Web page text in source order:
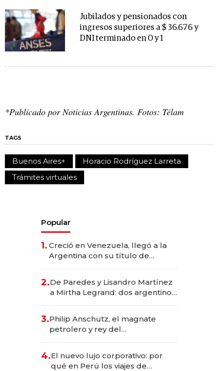
Jubilados y pensionados con
ingresos superiores a $ 36.676 y
DNI terminado en 0 y 1
*Publicado por Noticias Argentinas. Fotos: Télam
TAGS
Buenos Aires+
Horacio Rodríguez Larreta
Trámites virtuales
Popular
1. Creció en Venezuela, llegó a la
Argentina con su título de
las marcas "fast premium"
2.De Paredes y Lisandro Martínez
a Mirtha Legrand: dos argentinos
3.Philip Anschutz, el magnate
petrolero y rey del
Fénix
4.El nuevo lujo corporativo: por
qué en Perú los viajes de